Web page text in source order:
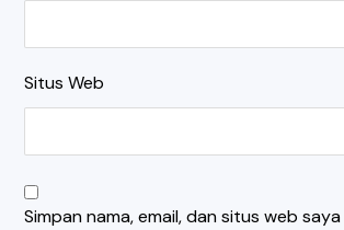
Situs Web
Simpan nama, email, dan situs web